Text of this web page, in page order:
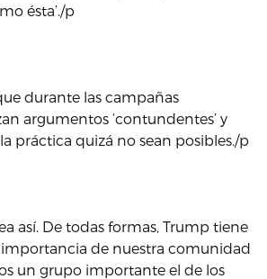
ésta’./p
durante las campañas
argumentos ‘contundentes’ y
la práctica quizá no sean posibles./p
así. De todas formas, Trump tiene
de nuestra comunidad
un grupo importante el de los